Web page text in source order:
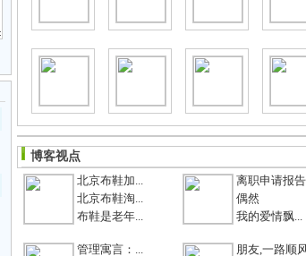
博客视点
北京布鞋加...
北京布鞋淘...
布鞋是老年...
离职申请报告
偶然
我的爱情飘...
管理寓言：...
朋友,一路顺